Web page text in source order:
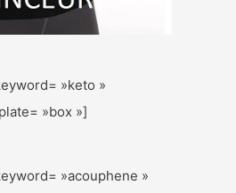
»keto »
»box »]
»acouphene »